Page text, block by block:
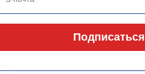
Подписаться